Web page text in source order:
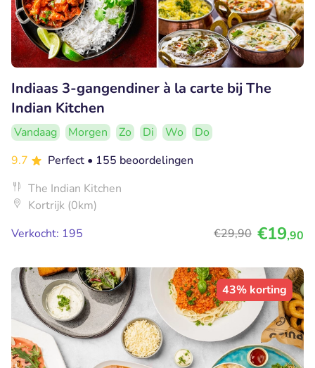
Indiaas 3-gangendiner à la carte bij The
Indian Kitchen
Vandaag Morgen Zo Di Wo
Do
9.7
Perfect • 155 beoordelingen
The Indian Kitchen
Kortrijk (0km)
Verkocht: 195
€29,90 €19,90
43% korting